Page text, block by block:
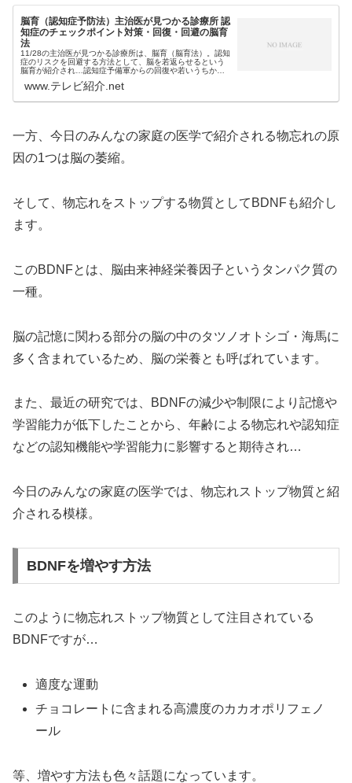
脳育（認知症予防法）主治医が見つかる診療所 認
知症のチェックポイント対策・回復・回避の脳育
法
11/28の主治医が見つかる診療所は、脳育（脳育法）。認知
症のリスクを回避する方法として、脳を若返らせるという
脳育が紹介され…認知症予備軍からの回復や若いうちから
ポイントも紹介されています...
www.テレビ紹介.net
一方、今日のみんなの家庭の医学で紹介される物忘れの原
因の1つは脳の萎縮。
そして、物忘れをストップする物質としてBDNFも紹介し
ます。
このBDNFとは、脳由来神経栄養因子というタンパク質の
一種。
脳の記憶に関わる部分の脳の中のタツノオトシゴ・海馬に
多く含まれているため、脳の栄養とも呼ばれています。
また、最近の研究では、BDNFの減少や制限により記憶や
学習能力が低下したことから、年齢による物忘れや認知症
などの認知機能や学習能力に影響すると期待され…
今日のみんなの家庭の医学では、物忘れストップ物質と紹
介される模様。
BDNFを増やす方法
このように物忘れストップ物質として注目されている
BDNFですが…
適度な運動
チョコレートに含まれる高濃度のカカオポリフェノ
ール
等、増やす方法も色々話題になっています。